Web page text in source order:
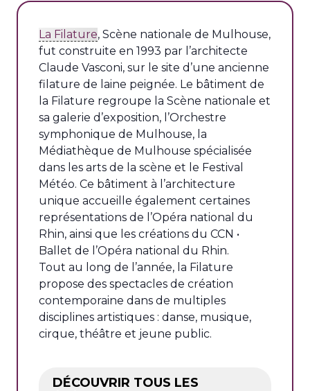
La Filature, Scène nationale de Mulhouse,
fut construite en 1993 par l’architecte
Claude Vasconi, sur le site d’une ancienne
filature de laine peignée. Le bâtiment de
la Filature regroupe la Scène nationale et
sa galerie d’exposition, l’Orchestre
symphonique de Mulhouse, la
Médiathèque de Mulhouse spécialisée
dans les arts de la scène et le Festival
Météo. Ce bâtiment à l’architecture
unique accueille également certaines
représentations de l’Opéra national du
Rhin, ainsi que les créations du CCN •
Ballet de l’Opéra national du Rhin.
Tout au long de l’année, la Filature
propose des spectacles de création
contemporaine dans de multiples
disciplines artistiques : danse, musique,
cirque, théâtre et jeune public.
DÉCOUVRIR TOUS LES